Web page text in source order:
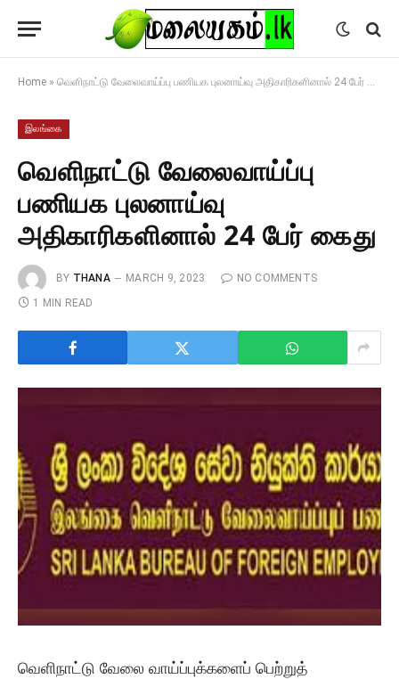
Home » வெளிநாட்டு வேலைவாய்ப்பு பணியக புலனாய்வு அதிகாரிகளினால் 24 பேர் கைது
இலங்கை
வெளிநாட்டு வேலைவாய்ப்பு
பணியக புலனாய்வு
அதிகாரிகளினால் 24 பேர் கைது
BY THANA MARCH 9, 2023
NO COMMENTS
1 MIN READ
வெளிநாட்டு வேலை வாய்ப்புக்களைப் பெற்றுத்